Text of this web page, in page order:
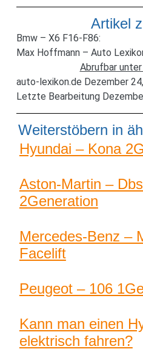
Artikel
Bmw – X6 F16-F86:
Max Hoffmann – Auto
Abrufbar unter
auto-lexikon.de Dezember
Letzte Bearbeitung
Weiterstöbern in
Hyundai – Kona
Aston-Martin –
2Generation
Mercedes-Benz –
Facelift
Peugeot – 106
Kann man einen
elektrisch fahren?